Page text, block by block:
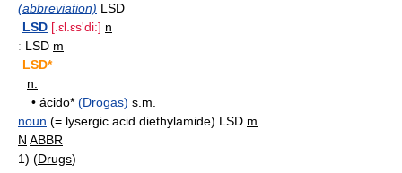
(abbreviation) LSD
LSD [.ɛl.ɛs'di:] n
: LSD m
LSD*
n.
• ácido* (Drogas) s.m.
noun (= lysergic acid diethylamide) LSD m
N ABBR
1) (Drugs)